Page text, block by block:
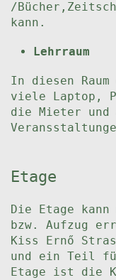
/
kann.
Lehrraum
In diesen
viele Laptop,
die Mieter und
Etage
Die Etage kann
bzw. Aufzug
Kiss Ernő
und ein Teil
Etage ist die